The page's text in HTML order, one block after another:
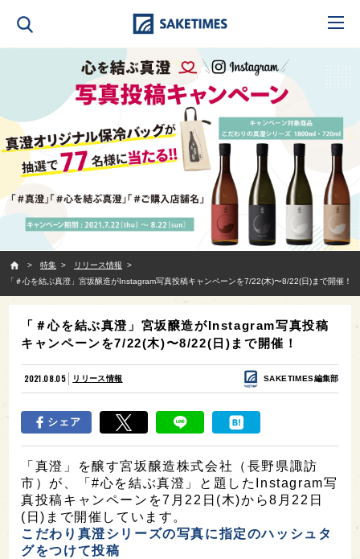
特集
リリース情報
「＃心を結ぶ真澄」宮坂醸造がInstagram写真投稿キャンペーンを7/22(木)〜8/22(日)まで開催！
「＃心を結ぶ真澄」宮坂醸造がInstagram写真投稿
キャンペーンを7/22(木)〜8/22(日)まで開催！
2021.08.05 リリース情報 SAKETIMES編集部
シェア
「真澄」を醸す宮坂醸造株式会社（長野県諏訪
市）が、「#心を結ぶ真澄」と題したInstagram写
真投稿キャンペーンを7月22日(木)から8月22日
(日)まで開催しています。
こだわり真澄シリーズの写真に指定のハッシュタ
グをつけて投稿